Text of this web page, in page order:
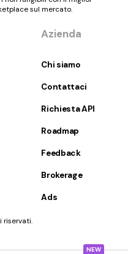
NEW
sul mercato.
Azienda
Chi siamo
Contattaci
Richiesta API
Roadmap
Feedback
Brokerage
Ads
riservati.